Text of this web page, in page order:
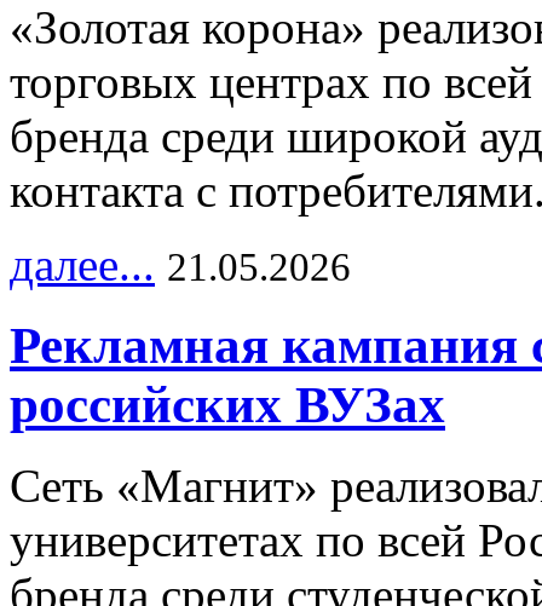
«Золотая корона»
торговых центрах по
бренда среди широкой
контакта с
далее... 21.05.2026
Рекламная кампания
российских ВУЗах
Сеть «Магнит»
университетах по всей
бренда среди